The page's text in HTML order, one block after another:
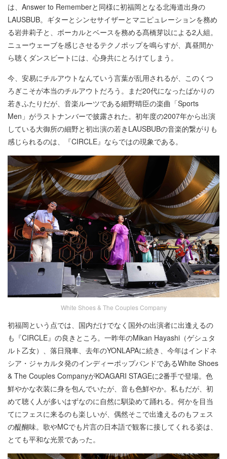
は、Answer to Rememberと同様に初福岡となる北海道出身の
LAUSBUB。ギターとシンセサイザーとマニピュレーションを務め
る岩井莉子と、ボーカルとベースを務める髙橋芽以による2人組。
ニューウェーブを感じさせるテクノポップを鳴らすが、真昼間か
ら聴くダンスビートには、心身共にとろけてしまう。
今、安易にチルアウトなんていう言葉が乱用されるが、このくつ
ろぎこそが本当のチルアウトだろう。まだ20代になったばかりの
若きふたりだが、音楽ルーツである細野晴臣の楽曲「Sports
Men」がラストナンバーで披露された。初年度の2007年から出演
している大御所の細野と初出演の若きLAUSBUBの音楽的繋がりも
感じられるのは、『CIRCLE』ならではの現象である。
White Shoes & The Couples Company
初福岡という点では、国内だけでなく国外の出演者に出逢えるの
も『CIRCLE』の良きところ。一昨年のMikan Hayashi（ゲシュタ
ルト乙女）、落日飛車、去年のYONLAPAに続き、今年はインドネ
シア・ジャカルタ発のインディーポップバンドであるWhite Shoes
& The Couples CompanyがKOAGARI STAGEに2番手で登場。色
鮮やかな衣装に身を包んでいたが、音も色鮮やか。私もだが、初
めて聴く人が多いはずなのに自然に馴染めて踊れる。何かを目当
てにフェスに来るのも楽しいが、偶然そこで出逢えるのもフェス
の醍醐味。歌やMCでも片言の日本語で観客に接してくれる姿は、
とても平和な光景であった。